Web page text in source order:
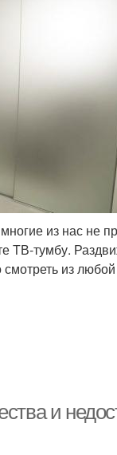
из нас не
ТВ-тумбу.
из
и